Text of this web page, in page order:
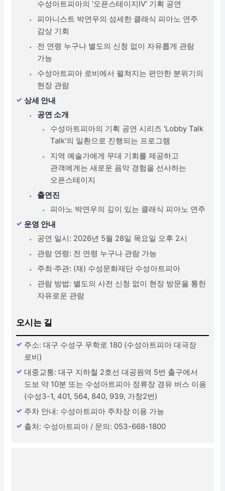
수성아트피아의 '오픈스테이지Ⅳ' 기획 공연
피아니스트 박연우의 섬세한 클래식 피아노 연주
감상 기회
전 연령 누구나 별도의 신청 없이 자유롭게 관람
가능
수성아트피아 로비에서 펼쳐지는 편안한 분위기의
현장 관람
상세 안내
공연 소개
수성아트피아의 기획 공연 시리즈 'Lobby Talk
Talk'의 일환으로 진행되는 프로그램
지역 예술가에게 무대 기회를 제공하고
관객에게는 새로운 음악 경험을 선사하는
오픈스테이지
출연진
피아노 박연우의 깊이 있는 클래식 피아노 연주
운영 안내
공연 일시: 2026년 5월 28일 목요일 오후 2시
관람 연령: 전 연령 누구나 관람 가능
주최·주관: (재) 수성문화재단 수성아트피아
관람 방법: 별도의 사전 신청 없이 현장 방문을 통한
자유로운 관람
오시는 길
주소: 대구 수성구 무학로 180 (수성아트피아 대극장
로비)
대중교통: 대구 지하철 2호선 대공원역 5번 출구에서
도보 약 10분 또는 수성아트피아 정류장 경유 버스 이용
(수성3-1, 401, 564, 840, 939, 가창2번)
주차 안내: 수성아트피아 주차장 이용 가능
출처: 수성아트피아 / 문의: 053-668-1800